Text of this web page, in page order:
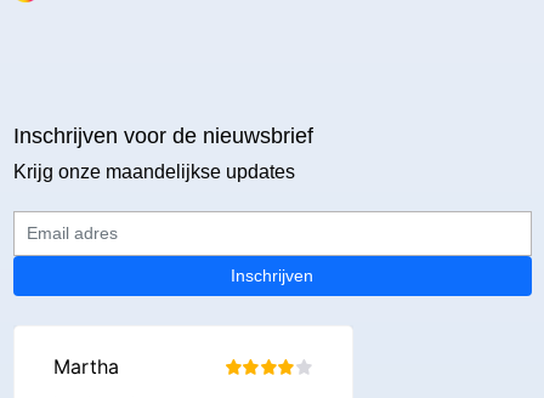
Inschrijven voor de nieuwsbrief
Krijg onze maandelijkse updates
Inschrijven